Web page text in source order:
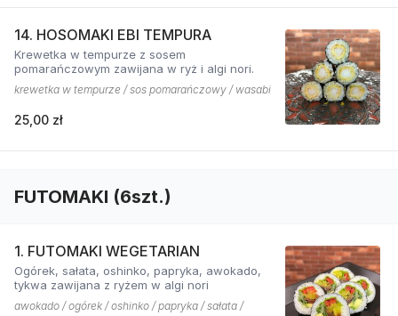
14. HOSOMAKI EBI TEMPURA
Krewetka w tempurze z sosem
pomarańczowym zawijana w ryż i algi nori.
krewetka w tempurze / sos pomarańczowy / wasabi
25,00 zł
FUTOMAKI (6szt.)
1. FUTOMAKI WEGETARIAN
Ogórek, sałata, oshinko, papryka, awokado,
tykwa zawijana z ryżem w algi nori
awokado / ogórek / oshinko / papryka / sałata /